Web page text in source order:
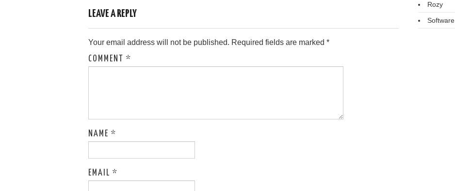
LEAVE A REPLY
Your email address will not be published. Required fields are marked *
COMMENT *
NAME *
EMAIL *
Rozy
Software